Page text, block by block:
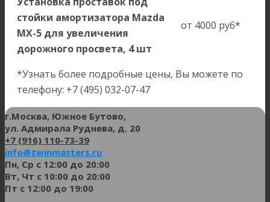
стойки амортизатора Mazda
MX-5 для увеличения
дорожного просвета, 4 шт
от 4000 руб*
*Узнать более подробные цены, Вы можете по
телефону: +7 (495) 032-07-47
г.Москва, Южное Бутово,
ул. Адмирала Руднева, д. 20
+7 (916) 110-73-39
info@twinmasters.ru
Пн, Ср с 12:00 до 20:00
Вт, Чт с 10:00 до 20:00
Пт с 12:00 до 19:00